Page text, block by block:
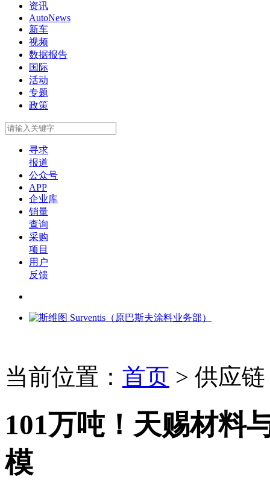
资讯
AutoNews
新车
视频
数据报告
国际
活动
专题
政策
寻求
报道
公众号
APP
企业库
销量
查询
采购
项目
用户
反馈
当前位置： 首页 > 供应链
101万吨！天赐材料
模